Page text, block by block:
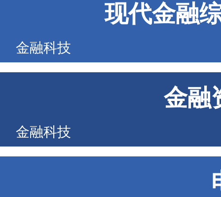
现代金融
金融科技
金融
金融科技